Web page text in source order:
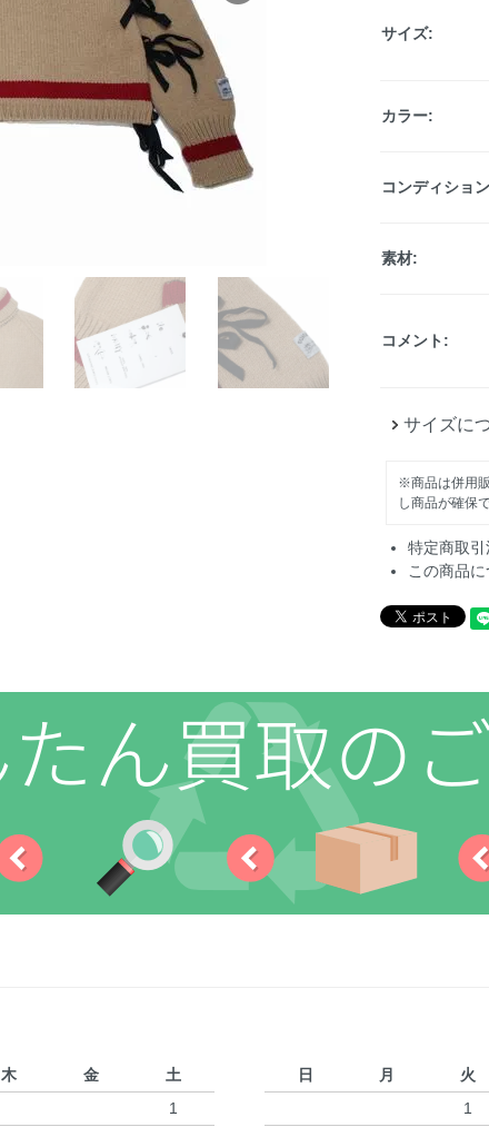
サイズ:
カラー:
コンディショ
素材:
コメント:
サイズに
※商品は併用
し商品が確保
特定商取引
この商品
木 金
土
1
日
月 火
1